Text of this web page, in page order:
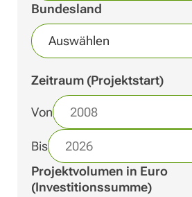
Bundesland
Auswählen
Zeitraum (Projektstart)
Von
Bis
Projektvolumen in Euro
(Investitionssumme)